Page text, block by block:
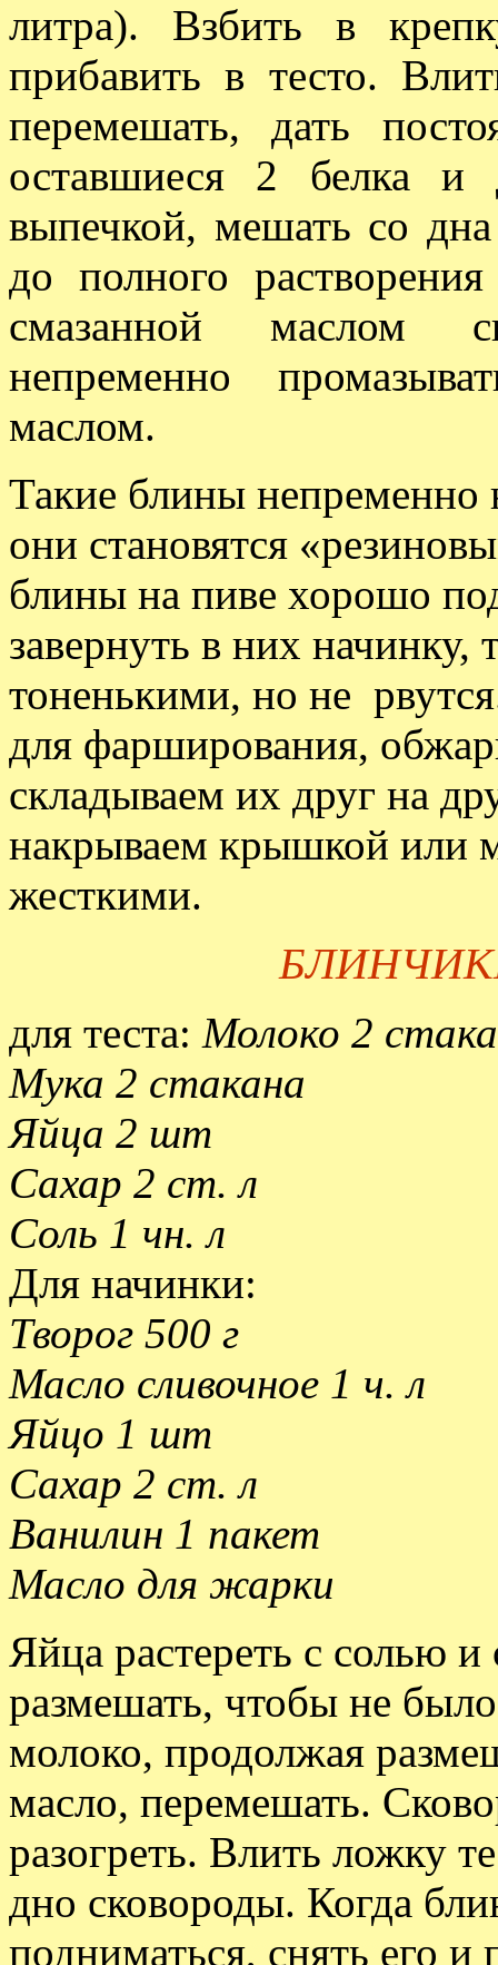
литра). Взбить в
прибавить в тесто.
перемешать, дать
оставшиеся 2 белка и
выпечкой, мешать со
до полного
смазанной маслом
непременно
маслом.
Такие блины непременно
они становятся
блины на пиве хорошо
завернуть в них начинку,
тоненькими, но не
для фарширования,
складываем их друг на
накрываем крышкой или
жесткими.
для теста: Молоко 2
Мука 2 стакана
Яйца 2 шт
Сахар 2 ст. л
Соль 1 чн. л
Для начинки:
Творог 500 г
Масло сливочное 1 ч. л
Яйцо 1 шт
Сахар 2 ст. л
Ванилин 1 пакет
Масло для жарки
Яйца растереть с солью
размешать, чтобы не
молоко, продолжая
масло, перемешать.
разогреть. Влить ложку
дно сковороды. Когда
подниматься, снять его